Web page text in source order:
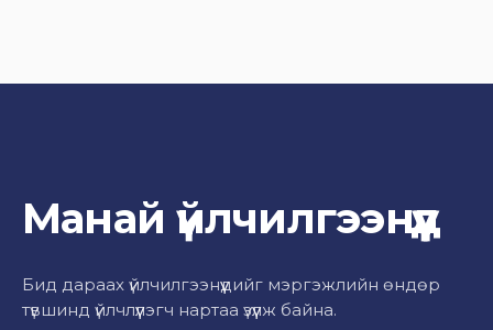
Манай үйлчилгээнүүд
Бид дараах үйлчилгээнүүдийг мэргэжлийн өндөр
түвшинд үйлчлүүлэгч нартаа үзүүлж байна.